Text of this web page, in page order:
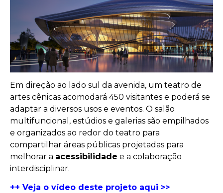
Em direção ao lado sul da avenida, um teatro de
artes cênicas acomodará 450 visitantes e poderá se
adaptar a diversos usos e eventos. O salão
multifuncional, estúdios e galerias são empilhados
e organizados ao redor do teatro para
compartilhar áreas públicas projetadas para
melhorar a acessibilidade e a colaboração
interdisciplinar.
++ Veja o vídeo deste projeto aqui >>